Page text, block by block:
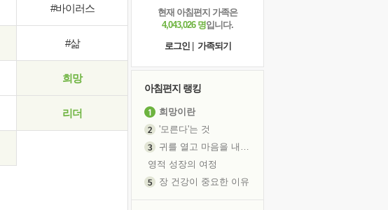
#바이러스
#삶
희망
리더
현재 아침편지 가족은
4,043,026 명입니다.
로그인
가족되기
아침편지 랭킹
희망이란
'모른다'는 것
귀를 열고 마음을 내어주고
영적 성장의 여정
장 건강이 중요한 이유